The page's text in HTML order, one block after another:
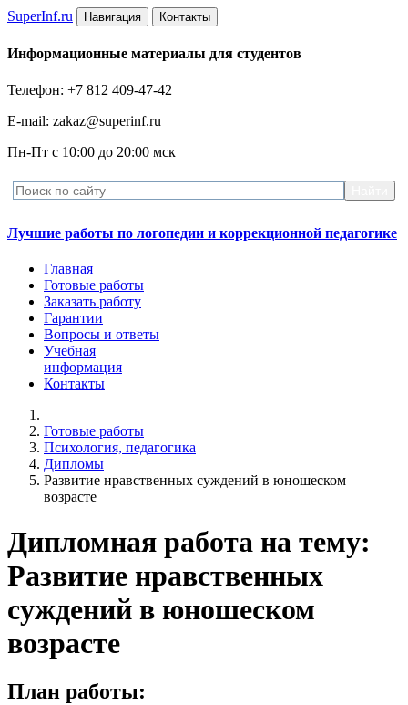
SuperInf.ru Навигация Контакты
Информационные материалы для студентов
Телефон: +7 812 409-47-42
E-mail: zakaz@superinf.ru
Пн-Пт с 10:00 до 20:00 мск
Лучшие работы по логопедии и коррекционной педагогике
Главная
Готовые работы
Заказать работу
Гарантии
Вопросы и ответы
Учебная
информация
Контакты
Готовые работы
Психология, педагогика
Дипломы
Развитие нравственных суждений в юношеском
возрасте
Дипломная работа на тему:
Развитие нравственных
суждений в юношеском
возрасте
План работы: